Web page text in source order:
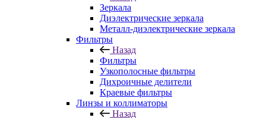
Зеркала
Диэлектрические зеркала
Металл-диэлектрические зеркала
Фильтры
Назад
Фильтры
Узкополосные фильтры
Дихроичные делители
Краевые фильтры
Линзы и коллиматоры
Назад